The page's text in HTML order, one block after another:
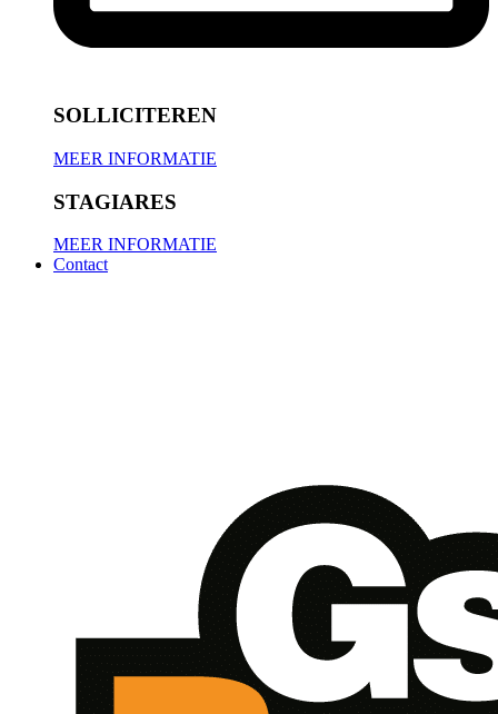
SOLLICITEREN
MEER INFORMATIE
STAGIARES
MEER INFORMATIE
Contact